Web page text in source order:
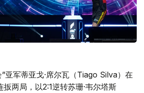
亚军蒂亚戈·席尔瓦（Tiago Silva）在
两局，以2:1逆转苏珊·韦尔塔斯